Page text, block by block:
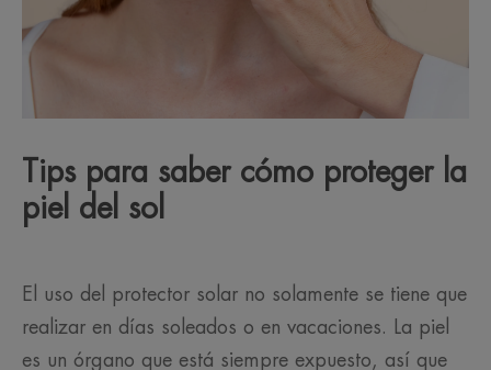
Tips para saber cómo proteger la
piel del sol
El uso del protector solar no solamente se tiene que
realizar en días soleados o en vacaciones. La piel
es un órgano que está siempre expuesto, así que